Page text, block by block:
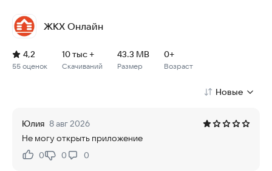
ЖКХ Онлайн
Рейтинг: 4,2, 55 оценок
Скачиваний: 10 тыс +
Размер файла: 43.3 MB
Возрастное ограничение: 43.3 MB
55 оценок
4,2
Скачиваний
10 тыс +
Размер
43.3 MB
Возраст
0+
Новые
Юлия 8 авг 2026
Не могу открыть приложение
Нравится:
0Не нравится:
0 0